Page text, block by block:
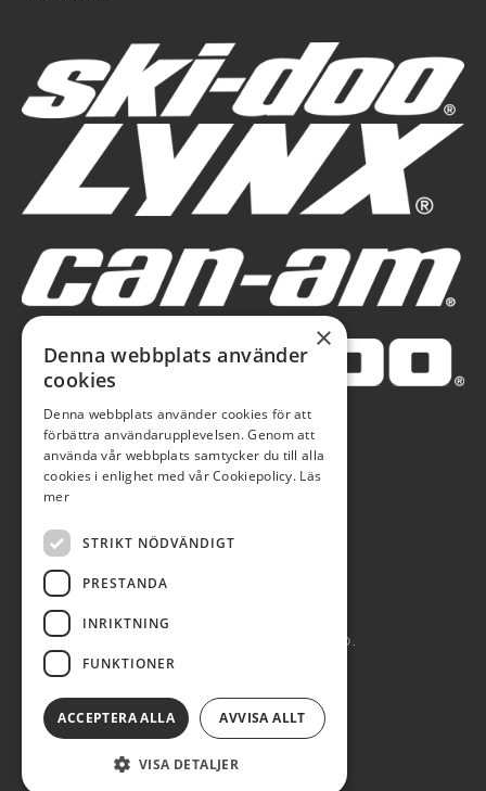
AUTOBLÅ AB 2026. ALL RIGHTS RESERVED.
POWERED BY EMPORI CMS
×
Denna webbplats använder
cookies
Denna webbplats använder cookies för att
förbättra användarupplevelsen. Genom att
använda vår webbplats samtycker du till alla
cookies i enlighet med vår Cookiepolicy. Läs
mer
STRIKT NÖDVÄNDIGT
PRESTANDA
INRIKTNING
FUNKTIONER
ACCEPTERA ALLA AVVISA ALLT
VISA DETALJER